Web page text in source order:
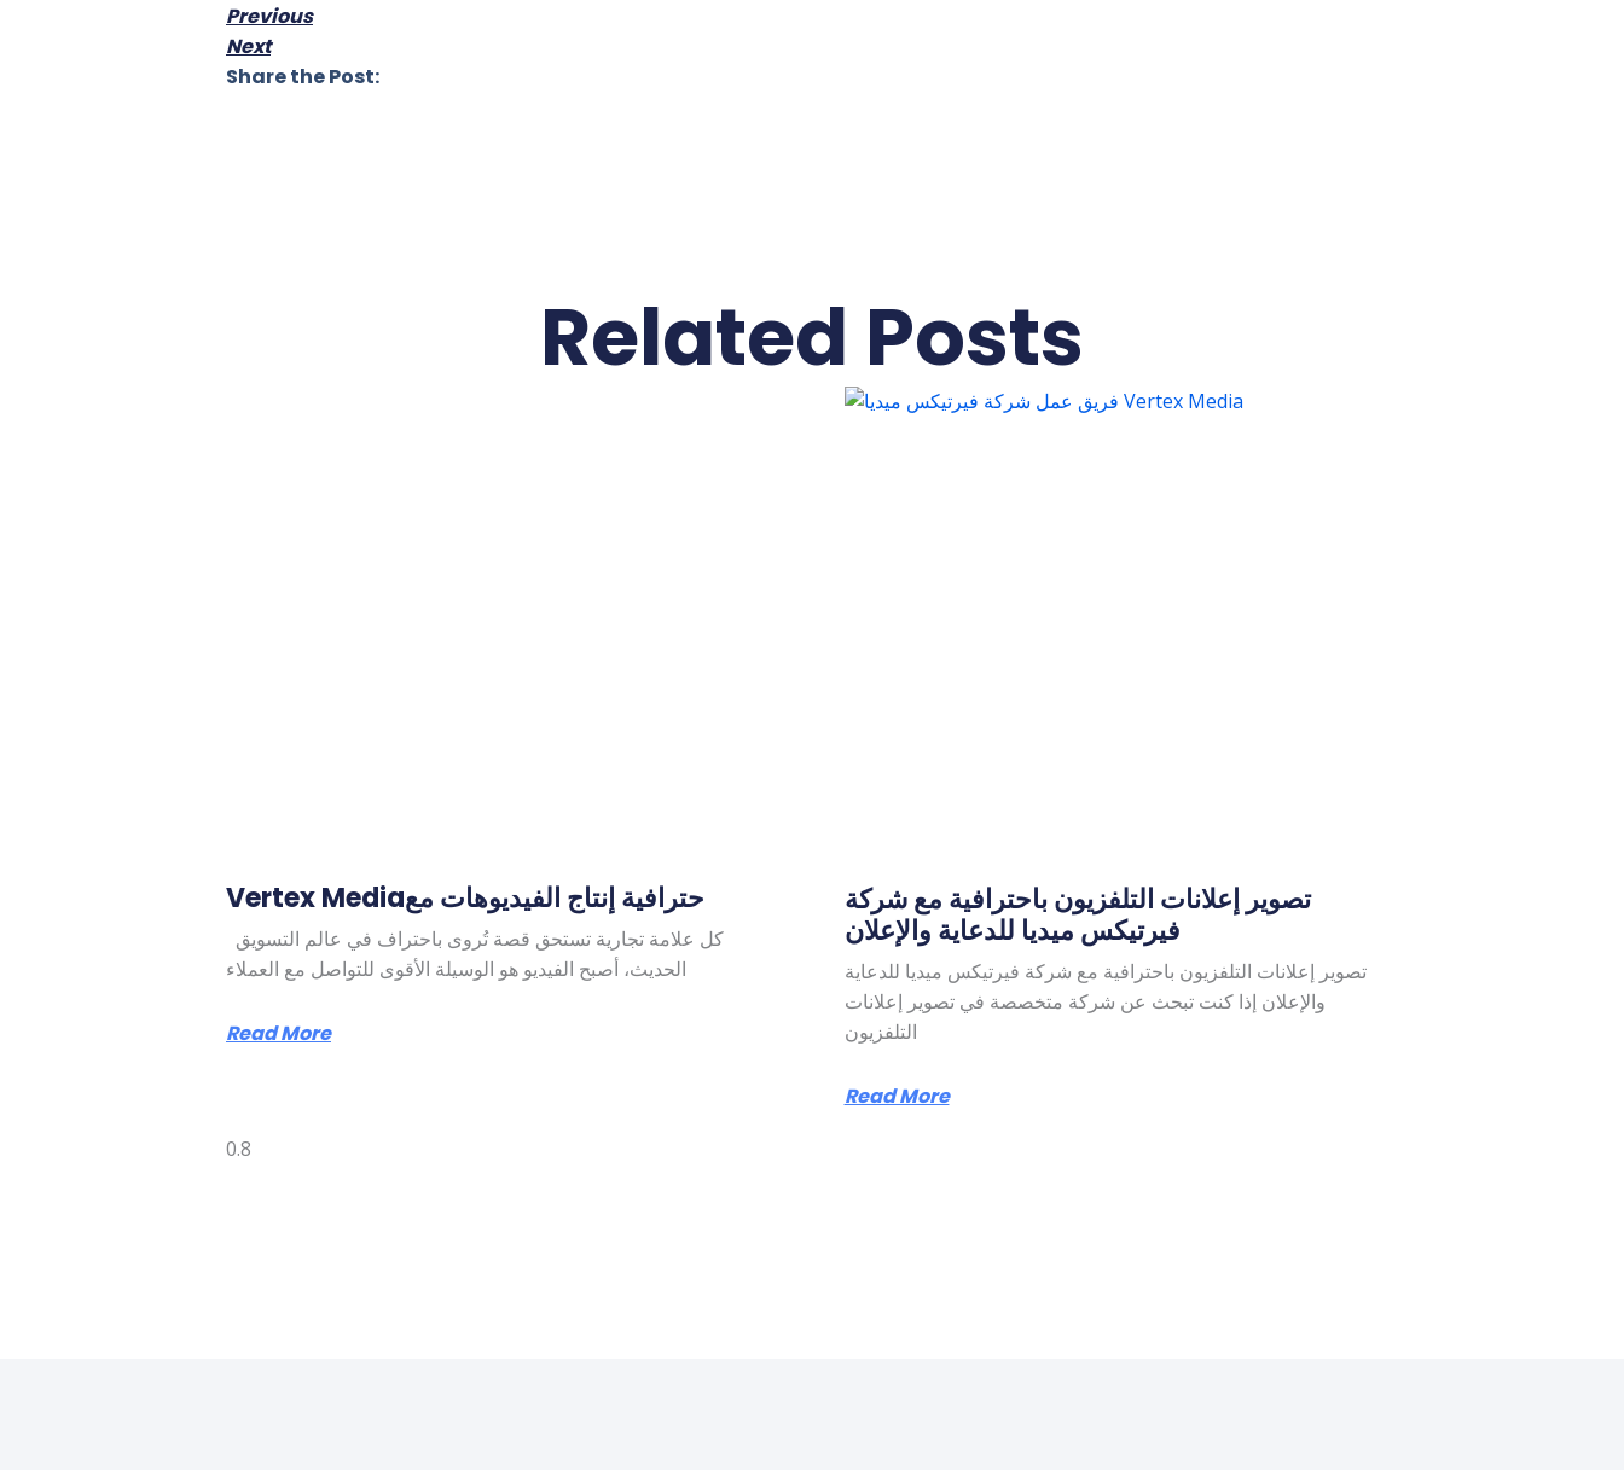
Previous
Next
Share the Post:
Related Posts
Vertex Mediaحترافية إنتاج الفيديوهات مع
الحديث، أصبح الفيديو هو الوسيلة الأقوى للتواصل مع العملاء
Read More
تصوير إعلانات التلفزيون باحترافية مع شركة
فيرتيكس ميديا للدعاية والإعلان
تصوير إعلانات التلفزيون باحترافية مع شركة فيرتيكس ميديا للدعاية
والإعلان إذا كنت تبحث عن شركة متخصصة في تصوير إعلانات
التلفزيون
Read More